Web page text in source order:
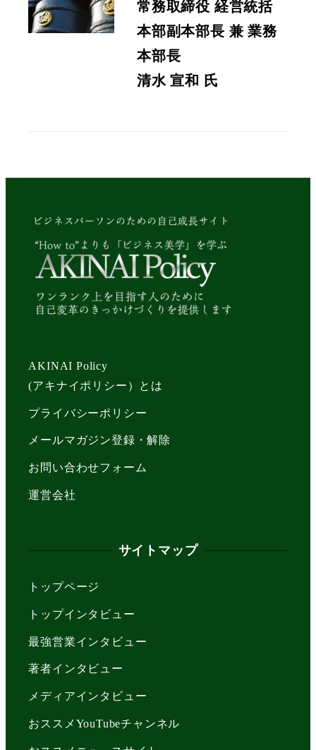
常務取締役 経営統括
本部副本部長 兼 業務
本部長
清水 宣和 氏
AKINAI Policy
(アキナイポリシー）とは
プライバシーポリシー
メールマガジン登録・解除
お問い合わせフォーム
運営会社
サイトマップ
トップページ
トップインタビュー
最強営業インタビュー
著者インタビュー
メディアインタビュー
おススメYouTubeチャンネル